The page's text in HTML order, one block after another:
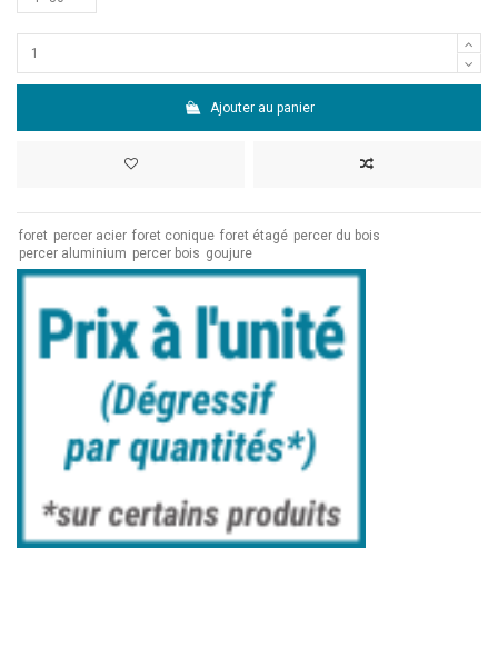
Ajouter au panier
foret percer acier foret conique foret étagé percer du bois
percer aluminium percer bois goujure